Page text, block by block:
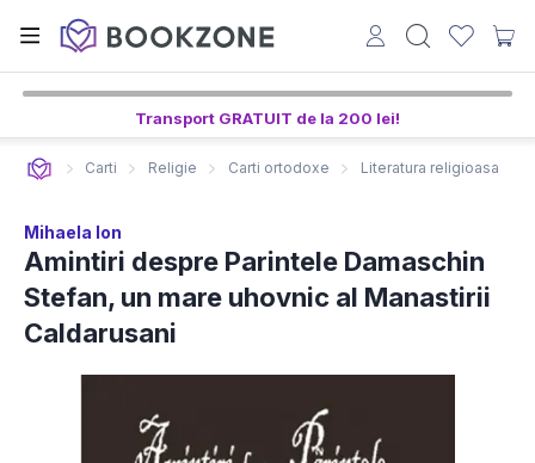
Transport GRATUIT de la 200 lei!
4 ore, 24 min, 43 sec
Carti Religie Carti ortodoxe Literatura religioasa
Mihaela Ion
Amintiri despre Parintele Damaschin
Stefan, un mare uhovnic al Manastirii
Caldarusani